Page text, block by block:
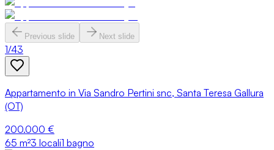
Previous slide Next slide
1/43
Appartamento in Via Sandro Pertini snc, Santa Teresa Gallura
(OT)
200.000 €
65 m²3 locali1 bagno